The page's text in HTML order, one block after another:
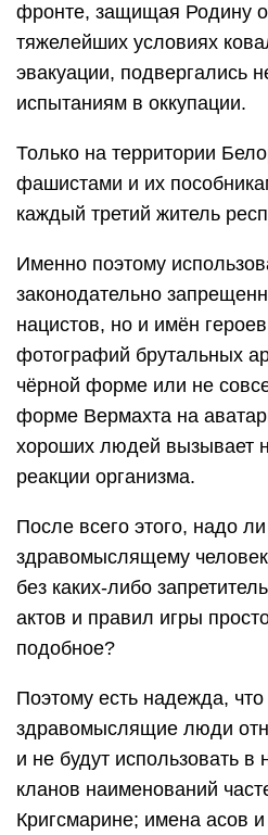
фронте, защищая Родину
тяжелейших условиях
эвакуации, подвергались
испытаниям в оккупации.
Только на территории
фашистами и их
каждый третий житель
Именно поэтому
законодательно
нацистов, но и имён
фотографий брутальных
чёрной форме или не
форме Вермахта на
хороших людей вызывает
реакции организма.
После всего этого, надо
здравомыслящему
без каких-либо
актов и правил игры
подобное?
Поэтому есть надежда,
здравомыслящие люди
и не будут использовать в
кланов наименований
Кригсмарине; имена асов